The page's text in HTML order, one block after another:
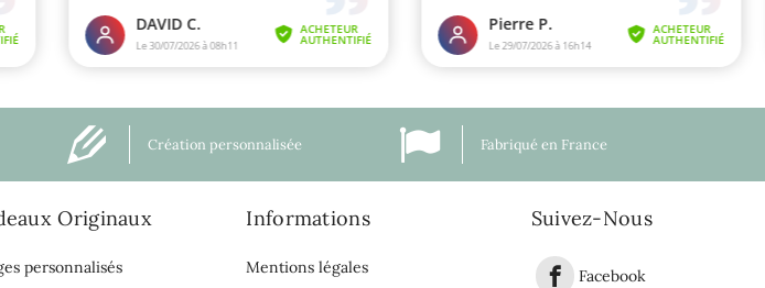
Création personnalisée Fabriqué en France
Originaux
personnalisés
Informations
Mentions légales
Suivez-Nous
Facebook